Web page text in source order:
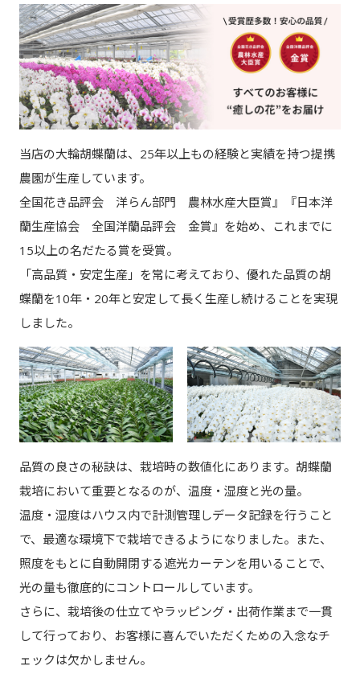
当店の大輪胡蝶蘭は、25年以上もの経験と実績を持つ提携
農園が生産しています。
全国花き品評会 洋らん部門 農林水産大臣賞』『日本洋
蘭生産協会 全国洋蘭品評会 金賞』を始め、これまでに
15以上の名だたる賞を受賞。
「高品質・安定生産」を常に考えており、優れた品質の胡
蝶蘭を10年・20年と安定して長く生産し続けることを実現
しました。
品質の良さの秘訣は、栽培時の数値化にあります。胡蝶蘭
栽培において重要となるのが、温度・湿度と光の量。
温度・湿度はハウス内で計測管理しデータ記録を行うこと
で、最適な環境下で栽培できるようになりました。また、
照度をもとに自動開閉する遮光カーテンを用いることで、
光の量も徹底的にコントロールしています。
さらに、栽培後の仕立てやラッピング・出荷作業まで一貫
して行っており、お客様に喜んでいただくための入念なチ
ェックは欠かしません。